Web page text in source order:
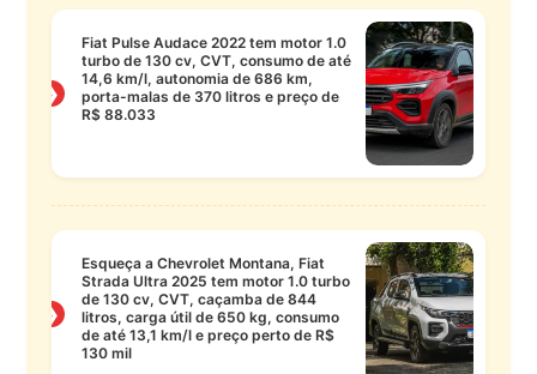
❯
Fiat Pulse Audace 2022 tem motor 1.0
turbo de 130 cv, CVT, consumo de até
14,6 km/l, autonomia de 686 km,
porta-malas de 370 litros e preço de
R$ 88.033
❯
Esqueça a Chevrolet Montana, Fiat
Strada Ultra 2025 tem motor 1.0 turbo
de 130 cv, CVT, caçamba de 844
litros, carga útil de 650 kg, consumo
de até 13,1 km/l e preço perto de R$
130 mil